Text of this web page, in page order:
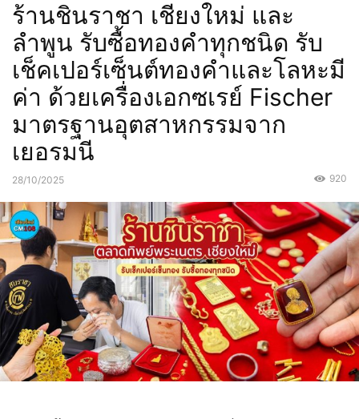
ร้านชินราชา เชียงใหม่ และ
ลำพูน รับซื้อทองคำทุกชนิด รับ
เช็คเปอร์เซ็นต์ทองคำและโลหะมี
ค่า ด้วยเครื่องเอกซเรย์ Fischer
มาตรฐานอุตสาหกรรมจาก
เยอรมนี
28/10/2025 920